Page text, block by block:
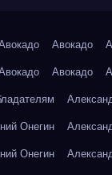
Авокадо
Авокадо
Онегин
Онегин